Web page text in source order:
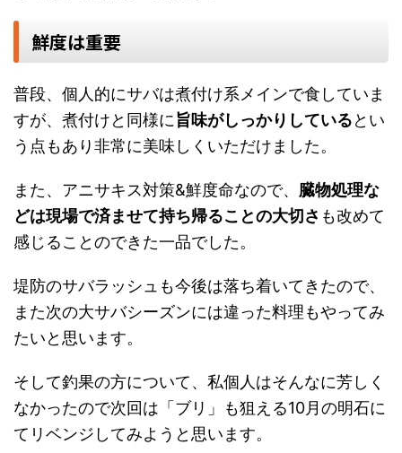
鮮度は重要
普段、個人的にサバは煮付け系メインで食していま
すが、煮付けと同様に旨味がしっかりしているとい
う点もあり非常に美味しくいただけました。
また、アニサキス対策&鮮度命なので、 臓物処理な
どは現場で済ませて持ち帰ることの大切さ も改めて
感じることのできた一品でした。
堤防のサバラッシュも今後は落ち着いてきたので、
また次の大サバシーズンには違った料理もやってみ
たいと思います。
そして釣果の方について、私個人はそんなに芳しく
なかったので次回は「ブリ」も狙える10月の明石に
てリベンジしてみようと思います。